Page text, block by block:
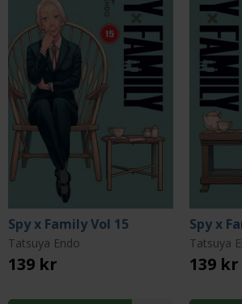
Spy x Family Vol 15
Tatsuya Endo
139 kr
Spy x
Tatsuya
139 kr